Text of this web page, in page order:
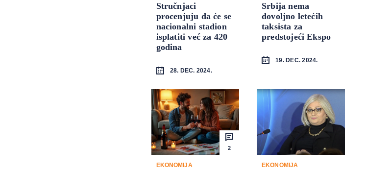
Stručnjaci
procenjuju da će se
nacionalni stadion
isplatiti već za 420
godina
28. DEC. 2024.
Srbija nema
dovoljno letećih
taksista za
predstojeći Ekspo
19. DEC. 2024.
2
EKONOMIJA EKONOMIJA